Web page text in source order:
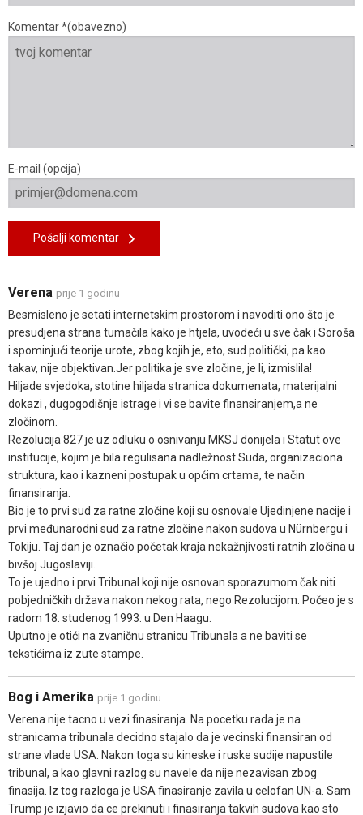
Komentar *(obavezno)
E-mail (opcija)
Pošalji komentar
Verena prije 1 godinu
Besmisleno je setati internetskim prostorom i navoditi ono što je
presudjena strana tumačila kako je htjela, uvodeći u sve čak i Soroša
i spominjući teorije urote, zbog kojih je, eto, sud politički, pa kao
takav, nije objektivan.Jer politika je sve zločine, je li, izmislila!
Hiljade svjedoka, stotine hiljada stranica dokumenata, materijalni
dokazi , dugogodišnje istrage i vi se bavite finansiranjem,a ne
zločinom.
Rezolucija 827 je uz odluku o osnivanju MKSJ donijela i Statut ove
institucije, kojim je bila regulisana nadležnost Suda, organizaciona
struktura, kao i kazneni postupak u općim crtama, te način
finansiranja.
Bio je to prvi sud za ratne zločine koji su osnovale Ujedinjene nacije i
prvi međunarodni sud za ratne zločine nakon sudova u Nürnbergu i
Tokiju. Taj dan je označio početak kraja nekažnjivosti ratnih zločina u
bivšoj Jugoslaviji.
To je ujedno i prvi Tribunal koji nije osnovan sporazumom čak niti
pobjedničkih država nakon nekog rata, nego Rezolucijom. Počeo je s
radom 18. studenog 1993. u Den Haagu.
Uputno je otići na zvaničnu stranicu Tribunala a ne baviti se
tekstićima iz zute stampe.
Bog i Amerika prije 1 godinu
Verena nije tacno u vezi finasiranja. Na pocetku rada je na
stranicama tribunala decidno stajalo da je vecinski finansiran od
strane vlade USA. Nakon toga su kineske i ruske sudije napustile
tribunal, a kao glavni razlog su navele da nije nezavisan zbog
finasija. Iz tog razloga je USA finasiranje zavila u celofan UN-a. Sam
Trump je izjavio da ce prekinuti i finasiranja takvih sudova kao sto